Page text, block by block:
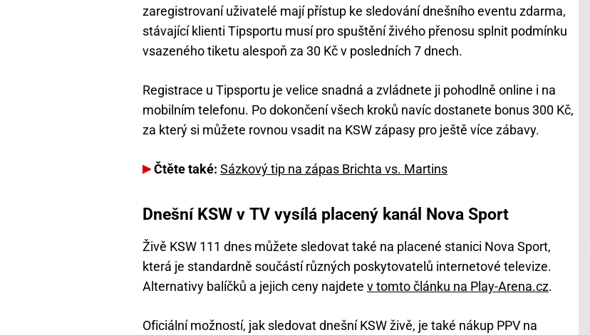
zaregistrovaní uživatelé mají přístup ke sledování dnešního eventu zdarma,
stávající klienti Tipsportu musí pro spuštění živého přenosu splnit podmínku
vsazeného tiketu alespoň za 30 Kč v posledních 7 dnech.
Registrace u Tipsportu je velice snadná a zvládnete ji pohodlně online i na
mobilním telefonu. Po dokončení všech kroků navíc dostanete bonus 300 Kč,
za který si můžete rovnou vsadit na KSW zápasy pro ještě více zábavy.
Čtěte také: Sázkový tip na zápas Brichta vs. Martins
Dnešní KSW v TV vysílá placený kanál Nova Sport
Živě KSW 111 dnes můžete sledovat také na placené stanici Nova Sport,
která je standardně součástí různých poskytovatelů internetové televize.
Alternativy balíčků a jejich ceny najdete v tomto článku na Play-Arena.cz.
Oficiální možností, jak sledovat dnešní KSW živě, je také nákup PPV na